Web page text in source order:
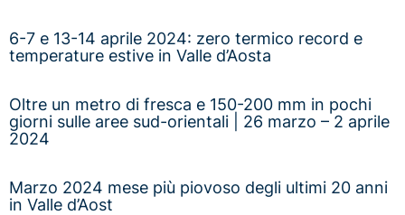
6-7 e 13-14 aprile 2024: zero termico record e
temperature estive in Valle d’Aosta
Oltre un metro di fresca e 150-200 mm in pochi
giorni sulle aree sud-orientali | 26 marzo – 2 aprile
2024
Marzo 2024 mese più piovoso degli ultimi 20 anni
in Valle d’Aost